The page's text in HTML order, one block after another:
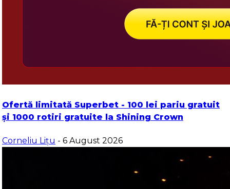
Ofertă limitată Superbet - 100 lei pariu gratuit
și 1000 rotiri gratuite la Shining Crown
Corneliu Lițu - 6 August 2026